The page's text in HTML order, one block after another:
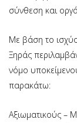
σύνθεση και
Με βάση το
Ξηράς
νόμο
παρακάτω:
Αξιωματικούς –